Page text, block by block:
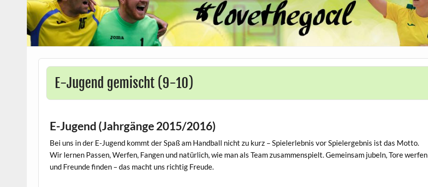
E-Jugend gemischt (9-10)
E-Jugend (Jahrgänge 2015/2016)
Bei uns in der E-Jugend kommt der Spaß am Handball nicht zu kurz – Spielerlebnis vor Spielergebnis ist das Motto.
Wir lernen Passen, Werfen, Fangen und natürlich, wie man als Team zusammenspielt. Gemeinsam jubeln, Tore werfen
und Freunde finden – das macht uns richtig Freude.